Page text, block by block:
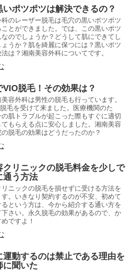
いポツポツは解決できるの？
のレーザー脱毛は毛穴の黒いポツポツ
ことができました。では、この黒いポツ
のでしょうか？どうして肌にできてし
ょうか？肌を綺麗に保つには？黒いポツ
は？湘南美容外科についてです。
VIO脱毛！その効果は？
容外科は男性の脱毛も行っています。
毛を受けて来ました。医療機関のた
肌トラブルが起こった際もすぐに適切
もらえる点に安心しました。湘南美容
脱毛の効果はどうだったのか？
クリニックの脱毛料金を少しで
通う方法
ニックの脱毛を損せずに受ける方法を
。いきなり契約するのが不安、初めて
るという方は、今から紹介する通い方を
さい。永久脱毛の効果があるので、か
ですよ！
運動するのは禁止である理由を
に聞いた